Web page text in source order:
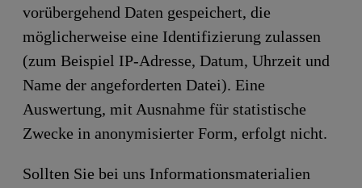
vorübergehend Daten gespeichert, die
möglicherweise eine Identifizierung zulassen
(zum Beispiel IP-Adresse, Datum, Uhrzeit und
Name der angeforderten Datei). Eine
Auswertung, mit Ausnahme für statistische
Zwecke in anonymisierter Form, erfolgt nicht.
Sollten Sie bei uns Informationsmaterialien